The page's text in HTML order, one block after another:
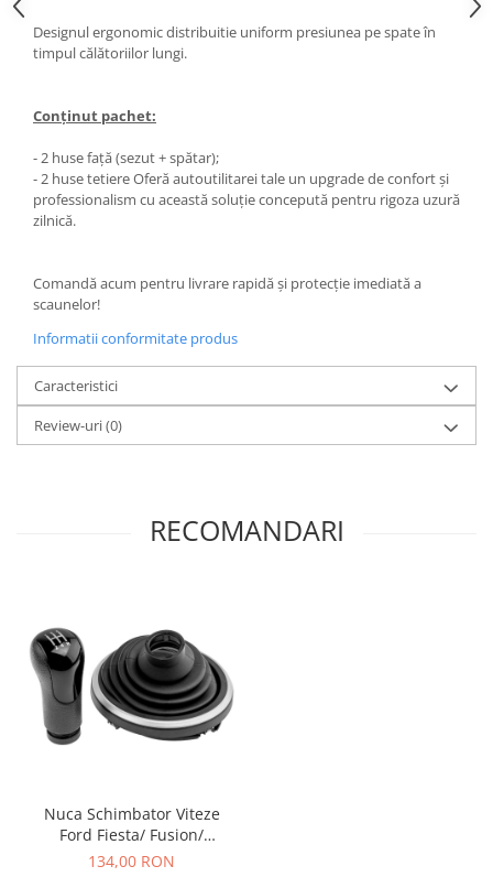
Spray Curatare Frane
Produse Intretinere si Detailing
Curatare si Detailing Interior
Vopsitorie, Chituri si Adezivi
Curatare si Detailing Exterior
Articole Auto Sezoniere
Cabluri Pornire
Produse de Vara
Blog
Designul ergonomic distribuitie uniform presiunea pe spate în
timpul călătoriilor lungi.
Conținut pachet:
- 2 huse față (sezut + spătar);
- 2 huse tetiere Oferă autoutilitarei tale un upgrade de confort și
professionalism cu această soluție concepută pentru rigoza uzură
zilnică.
Comandă acum pentru livrare rapidă și protecție imediată a
scaunelor!
Informatii conformitate produs
Caracteristici
Review-uri(0)
RECOMANDARI
Nuca Schimbator Viteze
Ford Fiesta/ Fusion/
Tourneo Connect/ Transit
134,00 RON